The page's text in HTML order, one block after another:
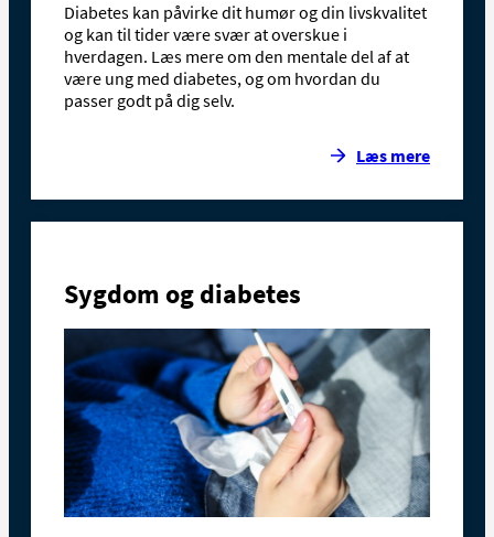
Diabetes kan påvirke dit humør og din livskvalitet
og kan til tider være svær at overskue i
hverdagen. Læs mere om den mentale del af at
være ung med diabetes, og om hvordan du
passer godt på dig selv.
Læs mere
Sygdom og diabetes